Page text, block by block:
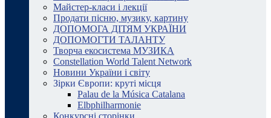
Майстер-класи і лекції
Продати пісню, музику, картину
ДОПОМОГА ДІТЯМ УКРАЇНИ
ДОПОМОГТИ ТАЛАНТУ
Творча екосистема МУЗИКА
Constellation World Talent Network
Новини України і світу
Зірки Європи: круті місця
Palau de la Música Catalana
Elbphilharmonie
Конкурсні сторінки